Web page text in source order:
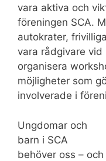
vara aktiva och
föreningen SCA.
autokrater,
vara rådgivare vid
organisera
möjligheter som
involverade i
Ungdomar och
barn i SCA
behöver oss –